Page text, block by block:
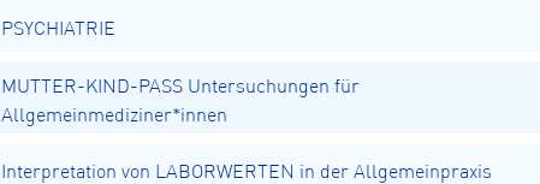
PSYCHIATRIE
MUTTER-KIND-PASS Untersuchungen für
Allgemeinmediziner*innen
Interpretation von LABORWERTEN in der Allgemeinpraxis